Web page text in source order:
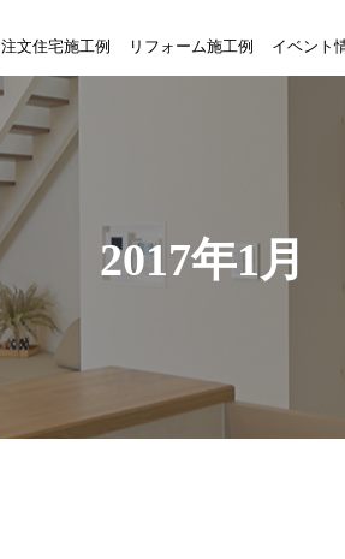
注文住宅施工例 リフォーム施工例 イベント
2017年1月